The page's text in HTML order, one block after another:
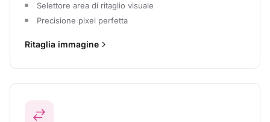
Selettore area di ritaglio visuale
Precisione pixel perfetta
Ritaglia immagine